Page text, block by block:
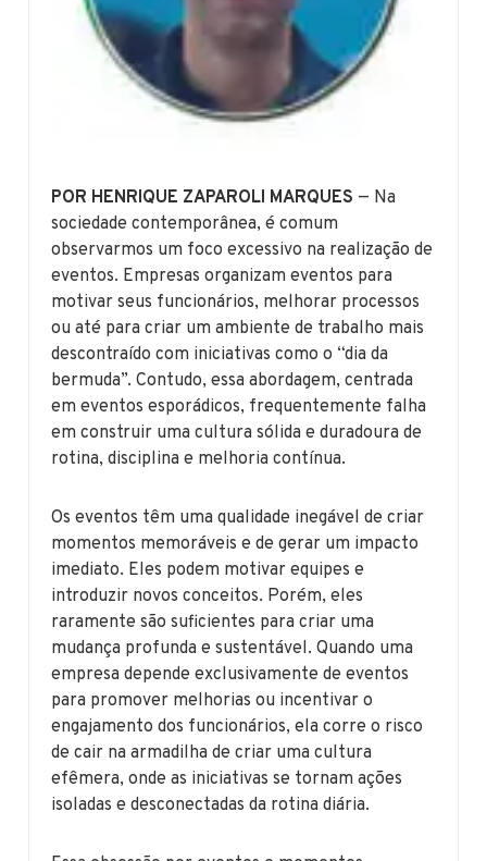
POR HENRIQUE ZAPAROLI MARQUES — Na
sociedade contemporânea, é comum
observarmos um foco excessivo na realização de
eventos. Empresas organizam eventos para
motivar seus funcionários, melhorar processos
ou até para criar um ambiente de trabalho mais
descontraído com iniciativas como o “dia da
bermuda”. Contudo, essa abordagem, centrada
em eventos esporádicos, frequentemente falha
em construir uma cultura sólida e duradoura de
rotina, disciplina e melhoria contínua.
Os eventos têm uma qualidade inegável de criar
momentos memoráveis e de gerar um impacto
imediato. Eles podem motivar equipes e
introduzir novos conceitos. Porém, eles
raramente são suficientes para criar uma
mudança profunda e sustentável. Quando uma
empresa depende exclusivamente de eventos
para promover melhorias ou incentivar o
engajamento dos funcionários, ela corre o risco
de cair na armadilha de criar uma cultura
efêmera, onde as iniciativas se tornam ações
isoladas e desconectadas da rotina diária.